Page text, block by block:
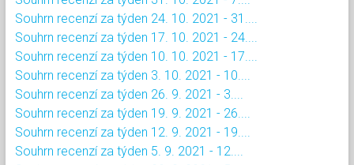
Souhrn recenzí za týden 24. 10. 2021 - 31....
Souhrn recenzí za týden 17. 10. 2021 - 24....
Souhrn recenzí za týden 10. 10. 2021 - 17....
Souhrn recenzí za týden 3. 10. 2021 - 10....
Souhrn recenzí za týden 26. 9. 2021 - 3....
Souhrn recenzí za týden 19. 9. 2021 - 26....
Souhrn recenzí za týden 12. 9. 2021 - 19....
Souhrn recenzí za týden 5. 9. 2021 - 12....